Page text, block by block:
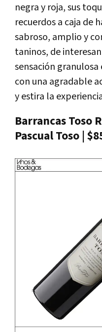
negra y roja, sus
recuerdos a caja de
sabroso, amplio y
taninos, de
sensación granulosa
con una agradable
y estira la
Barrancas Toso
Pascual Toso |